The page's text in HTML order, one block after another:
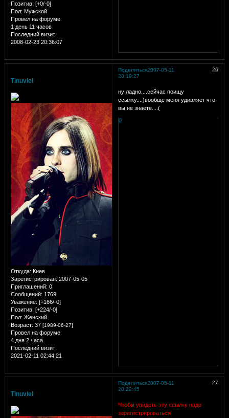
Позитив: [+0/-0]
Пол: Мужской
Провел на форуме:
1 день 11 часов
Последний визит:
2008-02-23 20:36:07
Поделиться 26
2007-05-11
20:19:27
Tinuviel
Откуда: Киев
Зарегистрирован: 2007-05-05
Приглашений: 0
Сообщений: 1769
Уважение: [+166/-0]
Позитив: [+224/-0]
Пол: Женский
Возраст: 37 [1989-06-27]
Провел на форуме:
4 дня 2 часа
Последний визит:
2021-02-11 02:44:21
ну ладно....сейчас поищу
ссылку....)вообще меня удивляет что
вы не знаете....(
0
Поделиться 27
2007-05-11
20:22:45
Tinuviel
Чтобы увидеть эту ссылку надо
зарегистрироваться